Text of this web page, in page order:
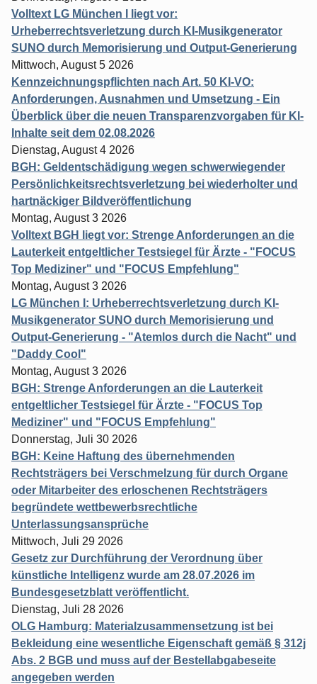
Volltext LG München I liegt vor:
Urheberrechtsverletzung durch KI-Musikgenerator
SUNO durch Memorisierung und Output-Generierung
Mittwoch, August 5 2026
Kennzeichnungspflichten nach Art. 50 KI-VO:
Anforderungen, Ausnahmen und Umsetzung - Ein
Überblick über die neuen Transparenzvorgaben für KI-
Inhalte seit dem 02.08.2026
Dienstag, August 4 2026
BGH: Geldentschädigung wegen schwerwiegender
Persönlichkeitsrechtsverletzung bei wiederholter und
hartnäckiger Bildveröffentlichung
Montag, August 3 2026
Volltext BGH liegt vor: Strenge Anforderungen an die
Lauterkeit entgeltlicher Testsiegel für Ärzte - "FOCUS
Top Mediziner" und "FOCUS Empfehlung"
Montag, August 3 2026
LG München I: Urheberrechtsverletzung durch KI-
Musikgenerator SUNO durch Memorisierung und
Output-Generierung - "Atemlos durch die Nacht" und
"Daddy Cool"
Montag, August 3 2026
BGH: Strenge Anforderungen an die Lauterkeit
entgeltlicher Testsiegel für Ärzte - "FOCUS Top
Mediziner" und "FOCUS Empfehlung"
Donnerstag, Juli 30 2026
BGH: Keine Haftung des übernehmenden
Rechtsträgers bei Verschmelzung für durch Organe
oder Mitarbeiter des erloschenen Rechtsträgers
begründete wettbewerbsrechtliche
Unterlassungsansprüche
Mittwoch, Juli 29 2026
Gesetz zur Durchführung der Verordnung über
künstliche Intelligenz wurde am 28.07.2026 im
Bundesgesetzblatt veröffentlicht.
Dienstag, Juli 28 2026
OLG Hamburg: Materialzusammensetzung ist bei
Bekleidung eine wesentliche Eigenschaft gemäß § 312j
Abs. 2 BGB und muss auf der Bestellabgabeseite
angegeben werden